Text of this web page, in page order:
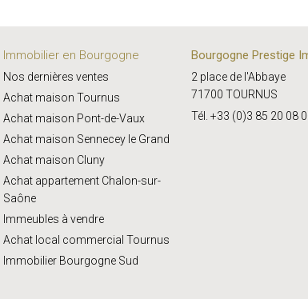
Immobilier en Bourgogne
Nos dernières ventes
Achat maison Tournus
Achat maison Pont-de-Vaux
Achat maison Sennecey le Grand
Achat maison Cluny
Achat appartement Chalon-sur-
Saône
Immeubles à vendre
Achat local commercial Tournus
Immobilier Bourgogne Sud
Bourgogne Prestige
2 place de l'Abbaye
71700 TOURNUS
Tél. +33 (0)3 85 20 08